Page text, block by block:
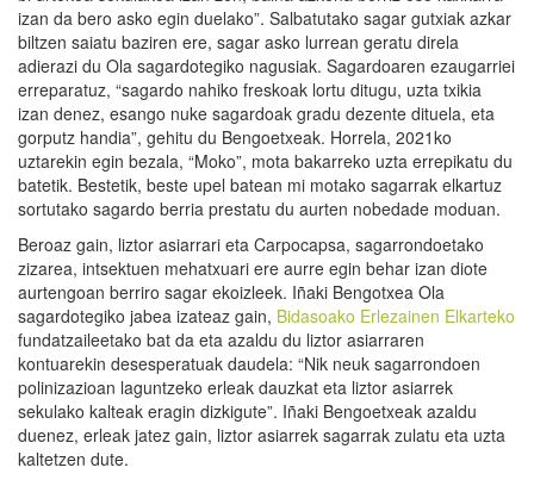
izan da bero asko egin duelako”. Salbatutako sagar gutxiak azkar
biltzen saiatu baziren ere, sagar asko lurrean geratu direla
adierazi du Ola sagardotegiko nagusiak. Sagardoaren ezaugarriei
erreparatuz, “sagardo nahiko freskoak lortu ditugu, uzta txikia
izan denez, esango nuke sagardoak gradu dezente dituela, eta
gorputz handia”, gehitu du Bengoetxeak. Horrela, 2021ko
uztarekin egin bezala, “Moko”, mota bakarreko uzta errepikatu du
batetik. Bestetik, beste upel batean mi motako sagarrak elkartuz
sortutako sagardo berria prestatu du aurten nobedade moduan.
Beroaz gain, liztor asiarrari eta Carpocapsa, sagarrondoetako
zizarea, intsektuen mehatxuari ere aurre egin behar izan diote
aurtengoan berriro sagar ekoizleek. Iñaki Bengotxea Ola
sagardotegiko jabea izateaz gain, Bidasoako Erlezainen Elkarteko
fundatzaileetako bat da eta azaldu du liztor asiarraren
kontuarekin desesperatuak daudela: “Nik neuk sagarrondoen
polinizazioan laguntzeko erleak dauzkat eta liztor asiarrek
sekulako kalteak eragin dizkigute”. Iñaki Bengoetxeak azaldu
duenez, erleak jatez gain, liztor asiarrek sagarrak zulatu eta uzta
kaltetzen dute.